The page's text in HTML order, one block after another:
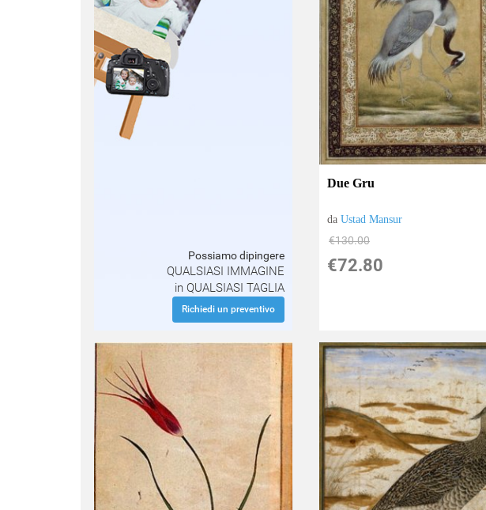
Possiamo dipingere
QUALSIASI IMMAGINE
in QUALSIASI TAGLIA
Richiedi un preventivo
Due Gru
daUstad Mansur
€130.00
€72.80